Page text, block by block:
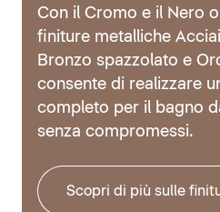
Con il Cromo e il Nero
finiture metalliche
Bronzo spazzolato e
consente di realizzare
completo per il bagno
senza compromessi.
Scopri di più sulle